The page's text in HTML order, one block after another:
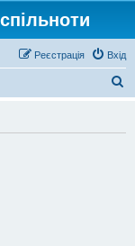
Вхід
Реєстрація